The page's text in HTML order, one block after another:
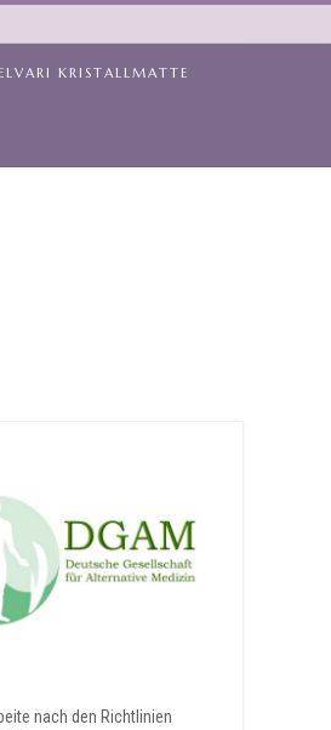
KRISTALLMATTE
nach den Richtlinien